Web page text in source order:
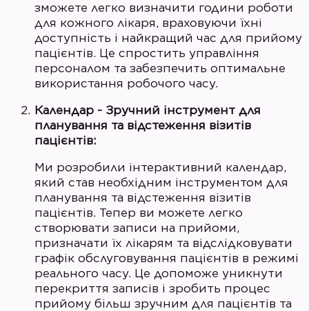
зможете легко визначити години роботи
для кожного лікаря, враховуючи їхні
доступність і найкращий час для прийому
пацієнтів. Це спростить управління
персоналом та забезпечить оптимальне
використання робочого часу.
Календар - Зручний інструмент для
планування та відстеження візитів
пацієнтів:
Ми розробили інтерактивний календар,
який став необхідним інструментом для
планування та відстеження візитів
пацієнтів. Тепер ви можете легко
створювати записи на прийоми,
призначати їх лікарям та відслідковувати
графік обслуговування пацієнтів в режимі
реального часу. Це допоможе уникнути
перекриття записів і зробить процес
прийому більш зручним для пацієнтів та